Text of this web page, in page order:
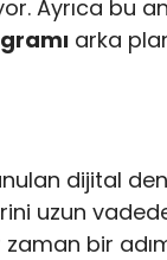
Ayrıca bu
arka
dijital
uzun
bir